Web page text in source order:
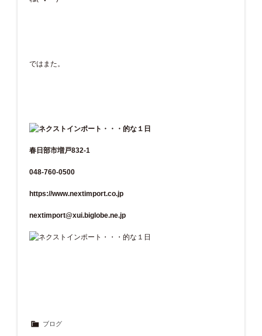
ではまた。
春日部市増戸832-1
048-760-0500
https://www.nextimport.co.jp
nextimport@xui.biglobe.ne.jp
ブログ